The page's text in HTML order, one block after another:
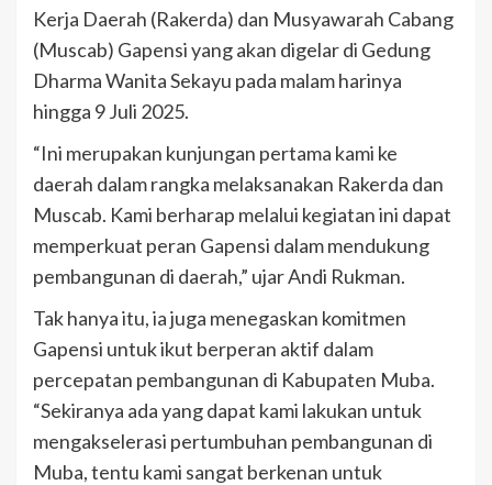
Kerja Daerah (Rakerda) dan Musyawarah Cabang
(Muscab) Gapensi yang akan digelar di Gedung
Dharma Wanita Sekayu pada malam harinya
hingga 9 Juli 2025.
“Ini merupakan kunjungan pertama kami ke
daerah dalam rangka melaksanakan Rakerda dan
Muscab. Kami berharap melalui kegiatan ini dapat
memperkuat peran Gapensi dalam mendukung
pembangunan di daerah,” ujar Andi Rukman.
Tak hanya itu, ia juga menegaskan komitmen
Gapensi untuk ikut berperan aktif dalam
percepatan pembangunan di Kabupaten Muba.
“Sekiranya ada yang dapat kami lakukan untuk
mengakselerasi pertumbuhan pembangunan di
Muba, tentu kami sangat berkenan untuk